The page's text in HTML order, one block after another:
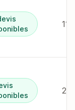
11
20